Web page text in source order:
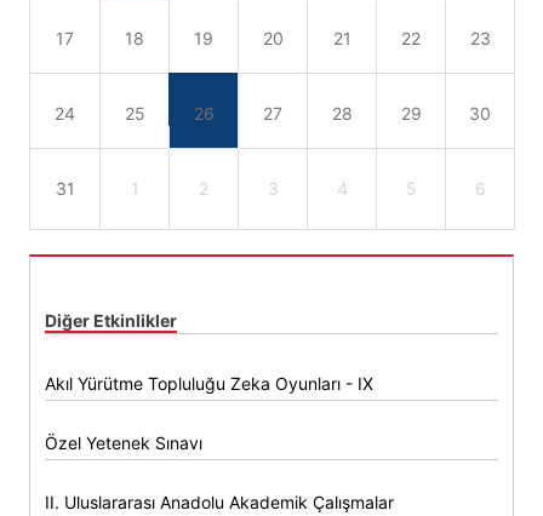
17 18 19 20 21 22 23
24 25 26 27 28 29 30
31 1 2 3 4 5 6
Diğer Etkinlikler
Akıl Yürütme Topluluğu Zeka Oyunları - IX
Özel Yetenek Sınavı
II. Uluslararası Anadolu Akademik Çalışmalar